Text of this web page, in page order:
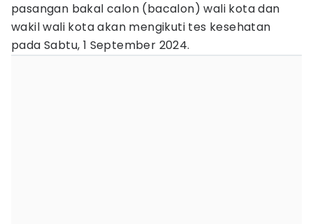
pasangan bakal calon (bacalon) wali kota dan
wakil wali kota akan mengikuti tes kesehatan
pada Sabtu, 1 September 2024.